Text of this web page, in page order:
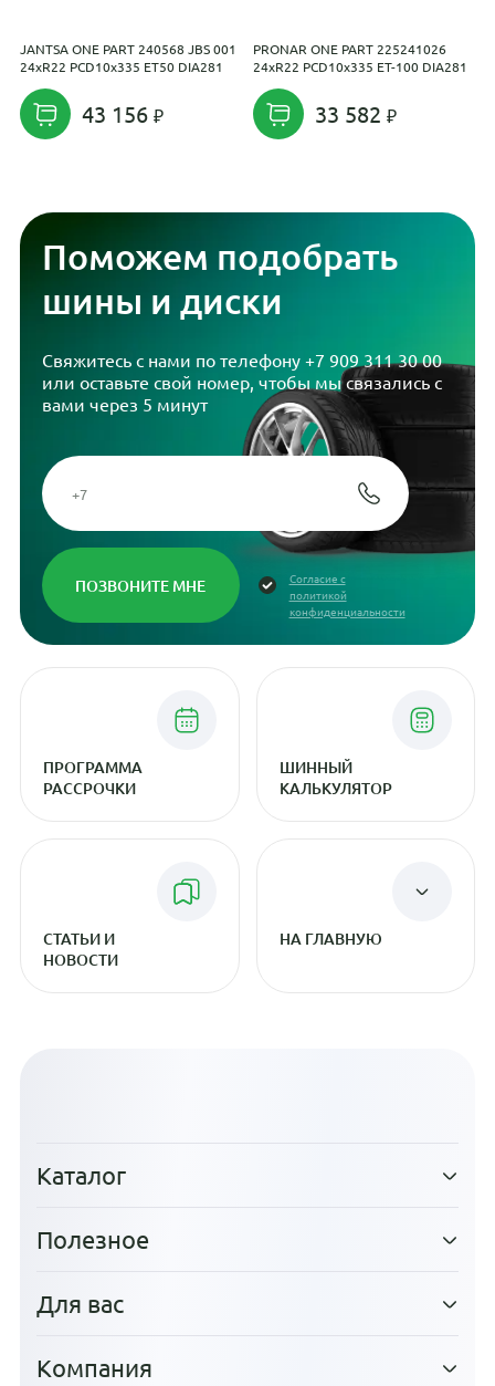
JANTSA ONE PART 240568 JBS 001
24xR22 PCD10x335 ET50 DIA281
43 156
PRONAR ONE PART 225241026
24xR22 PCD10x335 ET-100 DIA281
33 582
Поможем подобрать
шины и диски
Свяжитесь с нами по телефону +7 909 311 30 00
или оставьте свой номер, чтобы мы связались с
вами через 5 минут
Согласие с
политикой
конфиденциальности
ПРОГРАММА
РАССРОЧКИ
ШИННЫЙ
КАЛЬКУЛЯТОР
СТАТЬИ И
НОВОСТИ
НА ГЛАВНУЮ
Каталог
Полезное
Для вас
Компания